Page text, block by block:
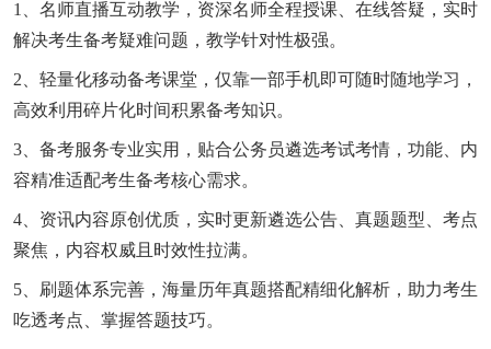
1、名师直播互动教学，资深名师全程授课、在线答疑，实时
解决考生备考疑难问题，教学针对性极强。
2、轻量化移动备考课堂，仅靠一部手机即可随时随地学习，
高效利用碎片化时间积累备考知识。
3、备考服务专业实用，贴合公务员遴选考试考情，功能、内
容精准适配考生备考核心需求。
4、资讯内容原创优质，实时更新遴选公告、真题题型、考点
聚焦，内容权威且时效性拉满。
5、刷题体系完善，海量历年真题搭配精细化解析，助力考生
吃透考点、掌握答题技巧。